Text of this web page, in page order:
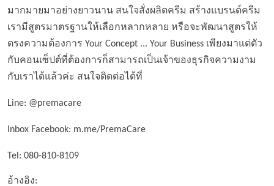
มากมายมาอย่างยาวนาน สนใจสั่งผลิตครีม สร้างแบรนด์ครีม
เรามีสูตรมาตรฐานให้เลือกหลากหลาย หรือจะพัฒนาสูตรให้
ตรงความต้องการ Your Concept ... Your Business เพียงมาแต่ตัว
กับคอนเซ็ปต์ที่ต้องการก็สามารถเป็นเจ้าของธุรกิจความงาม
กับเราได้แล้วค่ะ สนใจติดต่อได้ที่
Line: @premacare
Inbox Facebook: m.me/PremaCare
Tel: 080-810-8109
อ้างอิง: